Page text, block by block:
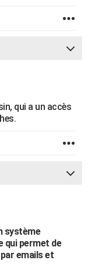
qui a un accès
système
qui permet de
emails et